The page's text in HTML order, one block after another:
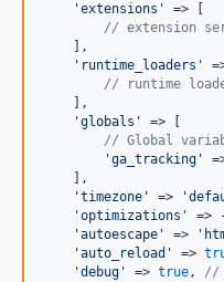
'extensions '
=> [
// extension
    ],
' runtime_loaders '
// runtime
    ],
'globals '
=> [
// Global
'ga_tracking '
    ],
'timezone ' => '
'optimizations ' =>
'autoescape ' => '
'auto_reload ' =>
'debug ' => true, //